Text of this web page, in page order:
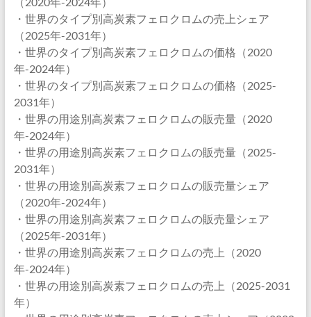
・世界のタイプ別高炭素フェロクロムの売上シェア
（2025年-2031年）
・世界のタイプ別高炭素フェロクロムの価格（2020
年-2024年）
・世界のタイプ別高炭素フェロクロムの価格（2025-
2031年）
・世界の用途別高炭素フェロクロムの販売量（2020
年-2024年）
・世界の用途別高炭素フェロクロムの販売量（2025-
2031年）
・世界の用途別高炭素フェロクロムの販売量シェア
（2020年-2024年）
・世界の用途別高炭素フェロクロムの販売量シェア
（2025年-2031年）
・世界の用途別高炭素フェロクロムの売上（2020
年-2024年）
・世界の用途別高炭素フェロクロムの売上（2025-2031
年）